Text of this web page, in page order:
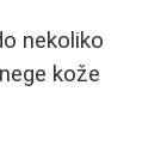
nekoliko
kože